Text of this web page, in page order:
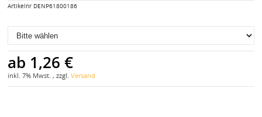
Artikelnr DENP61800186
ab 1,26 €
inkl. 7% Mwst. , zzgl. Versand